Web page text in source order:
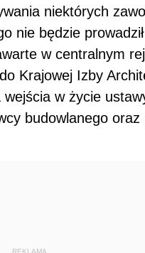
niektórych
nie będzie
w centralnym
Krajowej Izby
w życie
budowlanego
REKLAMA